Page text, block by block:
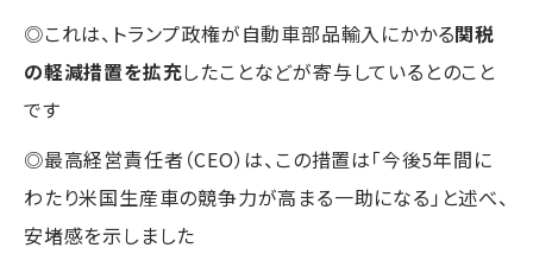
◎これは、トランプ政権が自動車部品輸入にかかる関税
の軽減措置を拡充したことなどが寄与しているとのこと
です
◎最高経営責任者（CEO）は、この措置は「今後5年間に
わたり米国生産車の競争力が高まる一助になる」と述べ、
安堵感を示しました